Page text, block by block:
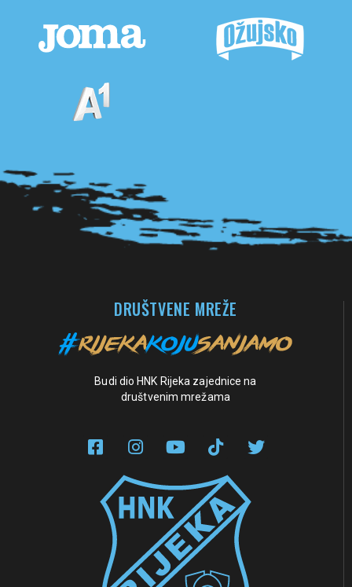
DRUŠTVENE MREŽE
Budi dio HNK Rijeka zajednice na
društvenim mrežama